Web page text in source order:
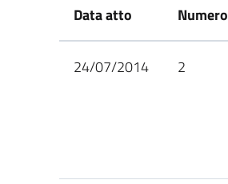
Data atto Numero
24/07/2014 2